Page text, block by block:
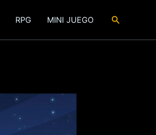
RPG MINI JUEGO Buscar